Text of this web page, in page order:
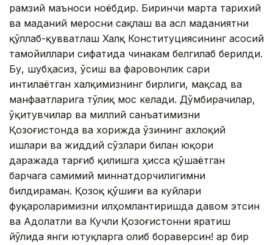
рамзий маъноси ноёбдир. Биринчи марта тарихий
ва маданий меросни сақлаш ва асл маданиятни
қўллаб-қувватлаш Халқ Конституциясининг асосий
тамойиллари сифатида чинакам белгилаб берилди.
Бу, шубҳасиз, ўсиш ва фаровонлик сари
интилаётган халқимизнинг бирлиги, мақсад ва
манфаатларига тўлиқ мос келади. Дўмбирачилар,
ўқитувчилар ва миллий санъатимизни
Қозоғистонда ва хорижда ўзининг ахлоқий
ишлари ва жиддий сўзлари билан юқори
даражада тарғиб қилишга ҳисса қўшаётган
барчага самимий миннатдорчилигимни
билдираман. Қозоқ қўшиғи ва куйлари
фуқароларимизни илҳомлантиришда давом этсин
ва Адолатли ва Кучли Қозоғистонни яратиш
йўлида янги ютуқларга олиб бораверсин! Ҳар бир